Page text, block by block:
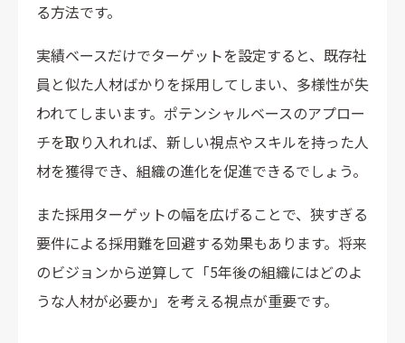
る方法です。
実績ベースだけでターゲットを設定すると、既存社
員と似た人材ばかりを採用してしまい、多様性が失
われてしまいます。ポテンシャルベースのアプロー
チを取り入れれば、新しい視点やスキルを持った人
材を獲得でき、組織の進化を促進できるでしょう。
また採用ターゲットの幅を広げることで、狭すぎる
要件による採用難を回避する効果もあります。将来
のビジョンから逆算して「5年後の組織にはどのよ
うな人材が必要か」を考える視点が重要です。